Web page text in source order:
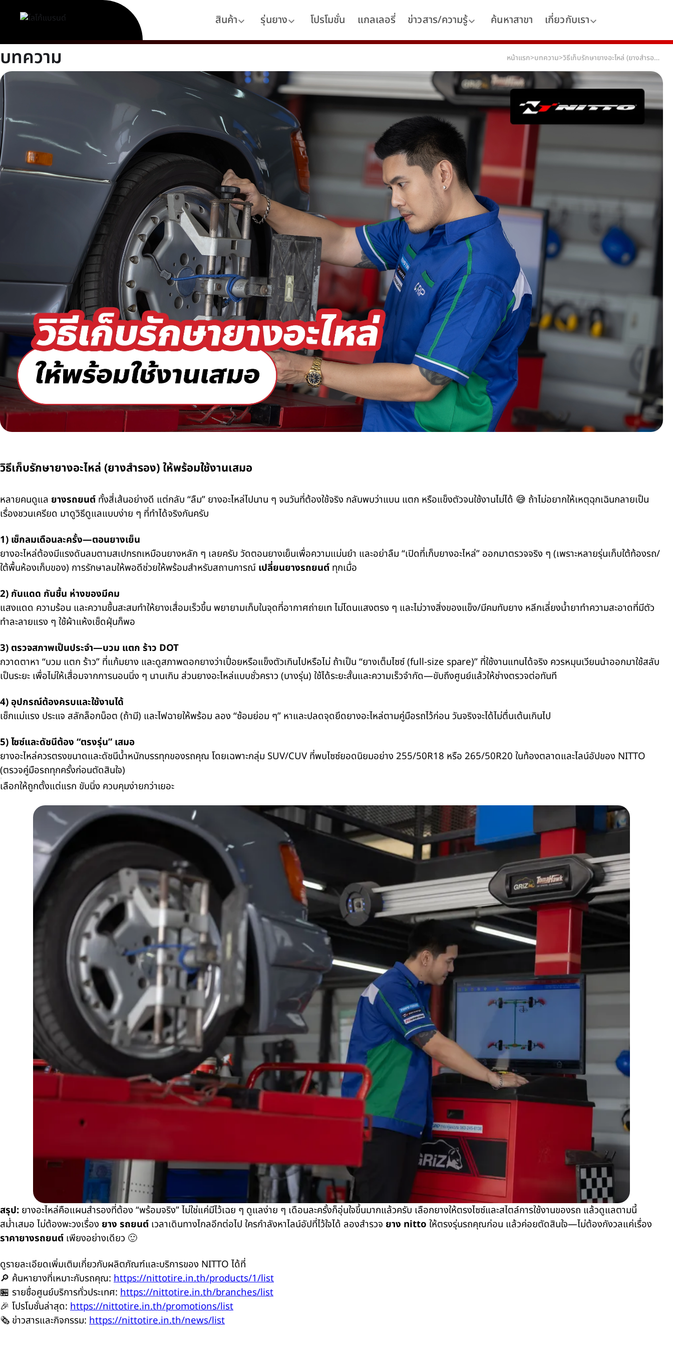
สินค้า รุ่นยาง โปรโมชั่น แกลเลอรี่ ข่าวสาร/ความรู้ ค้นหาสาขา เกี่ยวกับเรา
บทความ หน้าแรก>บทความ> วิธีเก็บรักษายางอะไหล่ (ยางสำรอง) ให้พร้อมใช้งานเสมอ
วิธีเก็บรักษายางอะไหล่ (ยางสำรอง) ให้พร้อมใช้งานเสมอ
หลายคนดูแล ยางรถยนต์ ทั้งสี่เส้นอย่างดี แต่กลับ “ลืม” ยางอะไหล่ไปนาน ๆ จนวันที่ต้องใช้จริง กลับพบว่าแบน แตก หรือแข็งตัวจนใช้งานไม่ได้ 😅 ถ้าไม่อยากให้เหตุฉุกเฉินกลายเป็น
เรื่องชวนเครียด มาดูวิธีดูแลแบบง่าย ๆ ที่ทำได้จริงกันครับ
1) เช็กลมเดือนละครั้ง—ตอนยางเย็น
ยางอะไหล่ต้องมีแรงดันลมตามสเปกรถเหมือนยางหลัก ๆ เลยครับ วัดตอนยางเย็นเพื่อความแม่นยำ และอย่าลืม “เปิดที่เก็บยางอะไหล่” ออกมาตรวจจริง ๆ (เพราะหลายรุ่นเก็บใต้ท้องรถ/
ใต้พื้นห้องเก็บของ) การรักษาลมให้พอดีช่วยให้พร้อมสำหรับสถานการณ์ เปลี่ยนยางรถยนต์ ทุกเมื่อ
2) กันแดด กันชื้น ห่างของมีคม
แสงแดด ความร้อน และความชื้นสะสมทำให้ยางเสื่อมเร็วขึ้น พยายามเก็บในจุดที่อากาศถ่ายเท ไม่โดนแสงตรง ๆ และไม่วางสิ่งของแข็ง/มีคมทับยาง หลีกเลี่ยงน้ำยาทำความสะอาดที่มีตัว
ทำละลายแรง ๆ ใช้ผ้าแห้งเช็ดฝุ่นก็พอ
3) ตรวจสภาพเป็นประจำ—บวม แตก ร้าว DOT
กวาดตาหา “บวม แตก ร้าว” ที่แก้มยาง และดูสภาพดอกยางว่าเปื่อยหรือแข็งตัวเกินไปหรือไม่ ถ้าเป็น “ยางเต็มไซซ์ (full-size spare)” ที่ใช้งานแทนได้จริง ควรหมุนเวียนนำออกมาใช้สลับ
เป็นระยะ เพื่อไม่ให้เสื่อมจากการนอนนิ่ง ๆ นานเกิน ส่วนยางอะไหล่แบบชั่วคราว (บางรุ่น) ใช้ได้ระยะสั้นและความเร็วจำกัด—ขับถึงศูนย์แล้วให้ช่างตรวจต่อทันที
4) อุปกรณ์ต้องครบและใช้งานได้
เช็กแม่แรง ประแจ สลักล็อกน็อต (ถ้ามี) และไฟฉายให้พร้อม ลอง “ซ้อมย่อม ๆ” หาและปลดจุดยึดยางอะไหล่ตามคู่มือรถไว้ก่อน วันจริงจะได้ไม่ตื่นเต้นเกินไป
5) ไซซ์และดัชนีต้อง “ตรงรุ่น” เสมอ
ยางอะไหล่ควรตรงขนาดและดัชนีน้ำหนักบรรทุกของรถคุณ โดยเฉพาะกลุ่ม SUV/CUV ที่พบไซซ์ยอดนิยมอย่าง 255/50R18 หรือ 265/50R20 ในท้องตลาดและไลน์อัปของ NITTO
(ตรวจคู่มือรถทุกครั้งก่อนตัดสินใจ)
เลือกให้ถูกตั้งแต่แรก ขับนิ่ง ควบคุมง่ายกว่าเยอะ
สรุป: ยางอะไหล่คือแผนสำรองที่ต้อง “พร้อมจริง” ไม่ใช่แค่มีไว้เฉย ๆ ดูแลง่าย ๆ เดือนละครั้งก็อุ่นใจขึ้นมากแล้วครับ เลือกยางให้ตรงไซซ์และสไตล์การใช้งานของรถ แล้วดูแลตามนี้
สม่ำเสมอ ไม่ต้องพะวงเรื่อง ยาง รถยนต์ เวลาเดินทางไกลอีกต่อไป ใครกำลังหาไลน์อัปที่ไว้ใจได้ ลองสำรวจ ยาง nitto ให้ตรงรุ่นรถคุณก่อน แล้วค่อยตัดสินใจ—ไม่ต้องกังวลแค่เรื่อง
ราคายางรถยนต์ เพียงอย่างเดียว 🙂
ดูรายละเอียดเพิ่มเติมเกี่ยวกับผลิตภัณฑ์และบริการของ NITTO ได้ที่
🔎 ค้นหายางที่เหมาะกับรถคุณ: https://nittotire.in.th/products/1/list
🏪 รายชื่อศูนย์บริการทั่วประเทศ: https://nittotire.in.th/branches/list
🎉 โปรโมชั่นล่าสุด: https://nittotire.in.th/promotions/list
🗞️ ข่าวสารและกิจกรรม: https://nittotire.in.th/news/list